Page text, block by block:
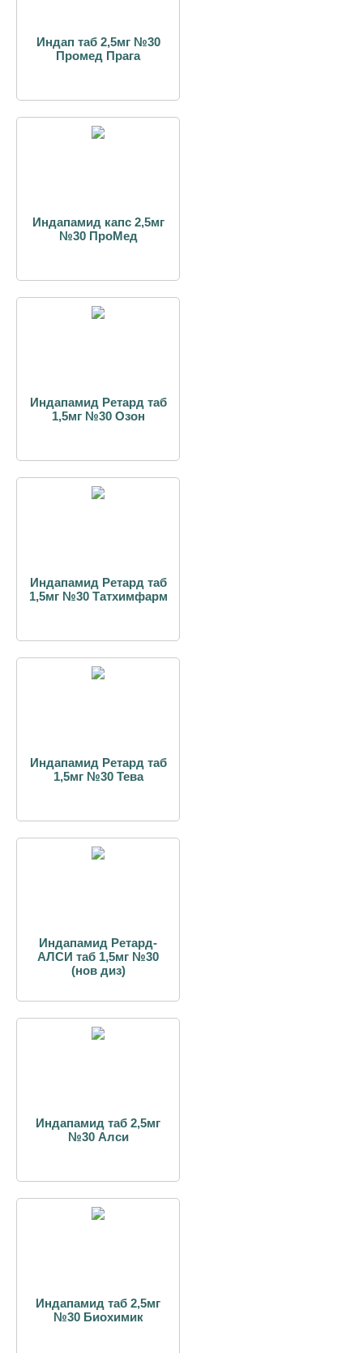
Индап таб 2,5мг №30
Промед Прага
Индапамид капс 2,5мг
№30 ПроМед
Индапамид Ретард таб
1,5мг №30 Озон
Индапамид Ретард таб
1,5мг №30 Татхимфарм
Индапамид Ретард таб
1,5мг №30 Тева
Индапамид Ретард-
АЛСИ таб 1,5мг №30
(нов диз)
Индапамид таб 2,5мг
№30 Алси
Индапамид таб 2,5мг
№30 Биохимик